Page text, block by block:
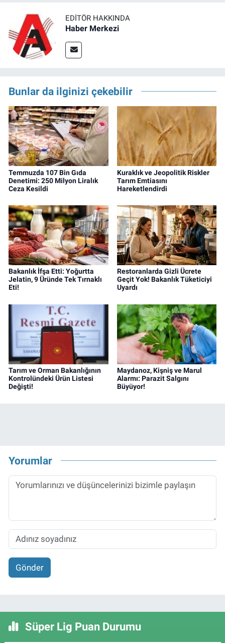
EDITÖR HAKKINDA
Haber Merkezi
Bunlar da ilginizi çekebilir
Temmuzda 107 Bin Gıda
Denetimi: 250 Milyon Liralık
Ceza Kesildi
Kuraklık ve Jeopolitik Riskler
Tarım Emtiasını
Hareketlendirdi
Bakanlık İfşa Etti: Yoğurtta
Jelatin, 9 Üründe Tek Tırnaklı
Eti!
Restoranlarda Gizli Ücrete
Geçit Yok! Bakanlık Tüketiciyi
Uyardı
Tarım ve Orman Bakanlığının
Kontrolündeki Ürün Listesi
Değişti!
Maydanoz, Kişniş ve Marul
Alarmı: Parazit Salgını
Büyüyor!
Yorumlar
Gönder
Süper Lig Puan Durumu